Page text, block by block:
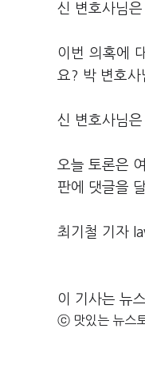
신 변호사님
이번 의혹에
요? 박 변호사
신 변호사님
오늘 토론은
판에 댓글을
최기철 기자
이 기사는 뉴
ⓒ 맛있는 뉴스